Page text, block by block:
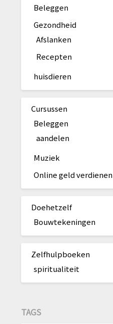
Beleggen
Gezondheid
Afslanken
Recepten
huisdieren
Cursussen
Beleggen
aandelen
Muziek
Online geld verdienen
Doehetzelf
Bouwtekeningen
Zelfhulpboeken
spiritualiteit
TAGS